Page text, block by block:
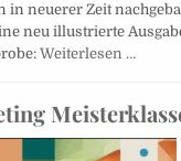
in neuerer Zeit
neu illustrierte
Weiterlesen …